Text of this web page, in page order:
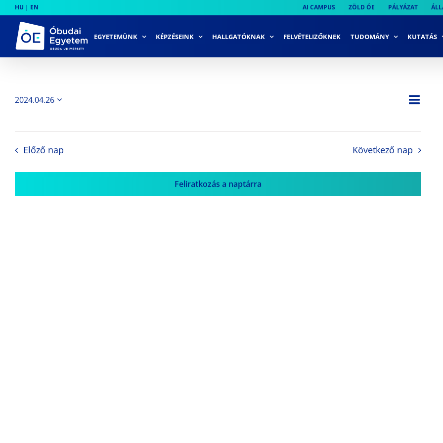
to
content
HU | EN AI CAMPUS ZÖLD ÓE PÁLYÁZAT
EGYETEMÜNK KÉPZÉSEINK HALLGATÓKNAK FELVÉTELIZŐKNEK TUDOMÁNY KUTATÁS
Nap
2024.04.26
Előző nap Következő nap
Feliratkozás a naptárra